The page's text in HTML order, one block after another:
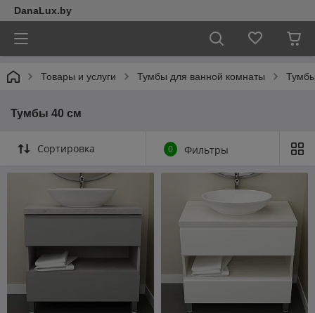
DanaLux.by
Товары и услуги Тумбы для ванной комнаты
Тумбы 40 см
Сортировка 0 Фильтры